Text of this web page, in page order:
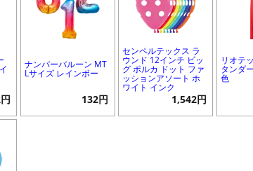
ナンバーバルーン MT
Lサイズ レインボー
132円
センペルテックス ラ
ウンド 12インチ ビッ
グ ポルカ ドット ファ
ッションアソート ホ
ワイト インク
1,542円
リオテ
タンダ
色